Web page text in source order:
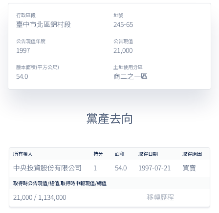
行政區段
臺中市北區錦村段
地號
245-65
公告現值年度
1997
公告現值
21,000
謄本面積(平方公尺)
54.0
土地使用分區
商二之一區
黨產去向
中央投資股份有限公司 1 54.0 1997-07-21 買賣
21,000 / 1,134,000 移轉歷程